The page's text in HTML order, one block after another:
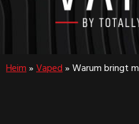
Wicked
Heim » Vaped » Warum bringt